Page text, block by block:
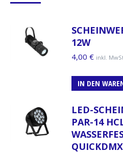
12W
4,00 € inkl.
IN DEN
LED-
PAR-14